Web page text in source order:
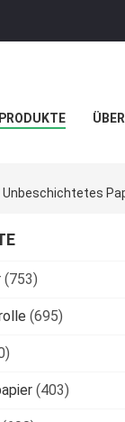
PRODUKTE
Unbeschichtetes
(753)
(695)
(403)